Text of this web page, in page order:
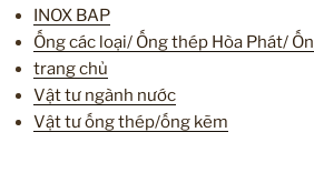
INOX BAP
Ống các loại/ Ống thép Hòa Phát/
trang chủ
Vật tư ngành nước
Vật tư ống thép/ống kẽm